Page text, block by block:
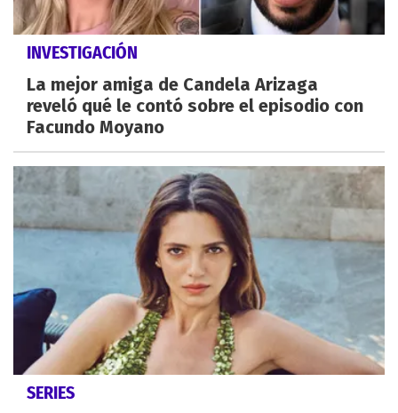
INVESTIGACIÓN
La mejor amiga de Candela Arizaga
reveló qué le contó sobre el episodio con
Facundo Moyano
SERIES